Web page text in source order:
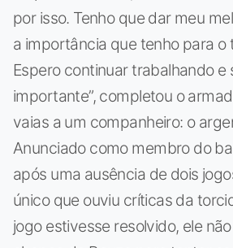
por isso. Tenho que dar meu
a importância que tenho para o
Espero continuar trabalhando e
importante”, completou o
vaias a um companheiro: o
Anunciado como membro do
após uma ausência de dois
único que ouviu críticas da
jogo estivesse resolvido, ele